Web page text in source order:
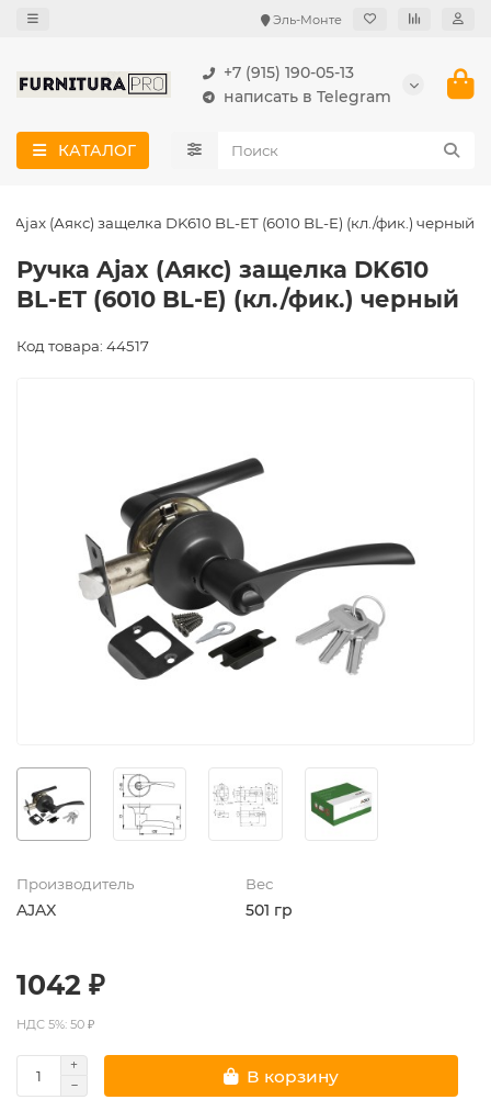
Эль-Монте
+7 (915) 190-05-13
написать в Telegram
КАТАЛОГ
Ajax (Аякс) защелка DK610 BL-ET (6010 BL-E) (кл./фик.) черный
Ручка Ajax (Аякс) защелка DK610
BL-ET (6010 BL-E) (кл./фик.) черный
Код товара: 44517
Производитель
AJAX
Вес
501 гр
1042 ₽
НДС 5%: 50 ₽
В корзину